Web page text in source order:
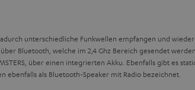
unterschiedliche Funkwellen empfangen und
Bluetooth, welche im 2,4 Ghz Bereich gesendet
über einen integrierten Akku. Ebenfalls gibt es
ebenfalls als Bluetooth-Speaker mit Radio bezeichnet.